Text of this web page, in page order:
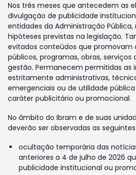
Nos três meses que antecedem as
divulgação de publicidade
entidades da Administração Pública,
hipóteses previstas na legislação.
evitados conteúdos que promovam
públicos, programas, obras, serviços
gestão. Permanecem permitidas as
estritamente administrativas,
emergenciais ou de utilidade
caráter publicitário ou promocional.
No âmbito do Ibram e de suas
deverão ser observadas as
ocultação temporária das
anteriores a 4 de julho de 2026
publicidade institucional ou